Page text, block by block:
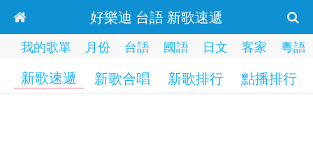
好樂迪 台語 新歌速遞
我的歌單 月份 台語 國語 日文 客家 粵語
新歌速遞 新歌合唱 新歌排行 點播排行